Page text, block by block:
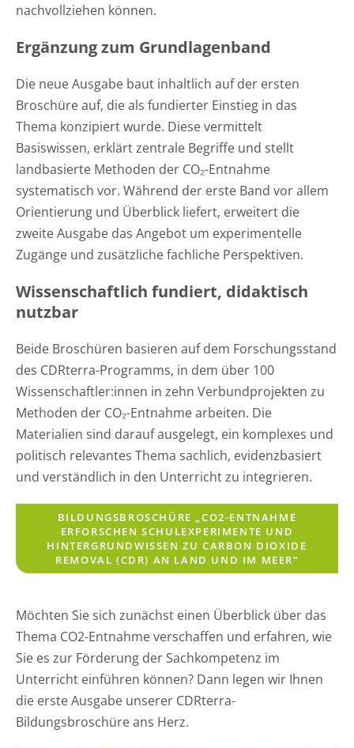
nachvollziehen können.
Ergänzung zum Grundlagenband
Die neue Ausgabe baut inhaltlich auf der ersten
Broschüre auf, die als fundierter Einstieg in das
Thema konzipiert wurde. Diese vermittelt
Basiswissen, erklärt zentrale Begriffe und stellt
landbasierte Methoden der CO₂-Entnahme
systematisch vor. Während der erste Band vor allem
Orientierung und Überblick liefert, erweitert die
zweite Ausgabe das Angebot um experimentelle
Zugänge und zusätzliche fachliche Perspektiven.
Wissenschaftlich fundiert, didaktisch
nutzbar
Beide Broschüren basieren auf dem Forschungsstand
des CDRterra-Programms, in dem über 100
Wissenschaftler:innen in zehn Verbundprojekten zu
Methoden der CO₂-Entnahme arbeiten. Die
Materialien sind darauf ausgelegt, ein komplexes und
politisch relevantes Thema sachlich, evidenzbasiert
und verständlich in den Unterricht zu integrieren.
BILDUNGSBROSCHÜRE „CO2-ENTNAHME
ERFORSCHEN SCHULEXPERIMENTE UND
HINTERGRUNDWISSEN ZU CARBON DIOXIDE
REMOVAL (CDR) AN LAND UND IM MEER“
Möchten Sie sich zunächst einen Überblick über das
Thema CO2-Entnahme verschaffen und erfahren, wie
Sie es zur Förderung der Sachkompetenz im
Unterricht einführen können? Dann legen wir Ihnen
die erste Ausgabe unserer CDRterra-
Bildungsbroschüre ans Herz.